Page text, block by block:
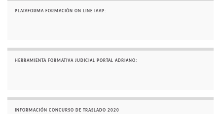
PLATAFORMA FORMACIÓN ON LINE IAAP:
HERRAMIENTA FORMATIVA JUDICIAL PORTAL ADRIANO:
INFORMACIÓN CONCURSO DE TRASLADO 2020